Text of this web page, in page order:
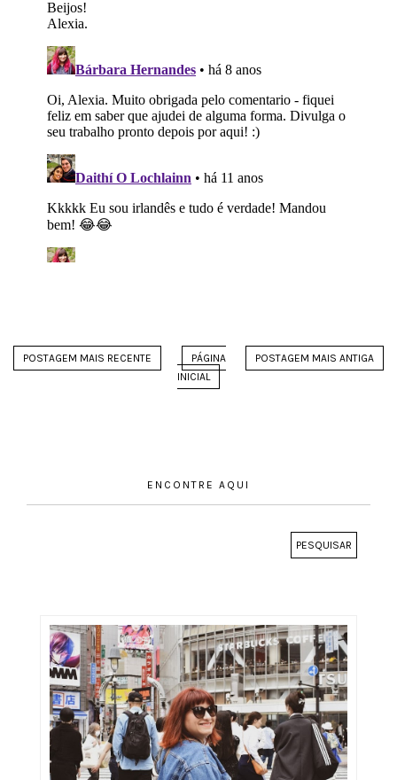
POSTAGEM MAIS RECENTE POSTAGEM MAIS ANTIGA
PÁGINA
INICIAL
ENCONTRE AQUI